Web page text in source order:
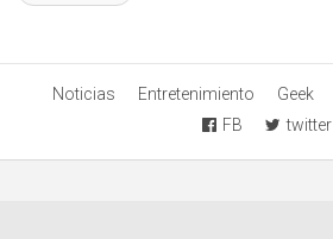
Noticias Entretenimiento Geek
FB
twitter